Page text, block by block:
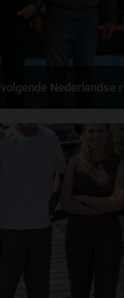
Nederlandse